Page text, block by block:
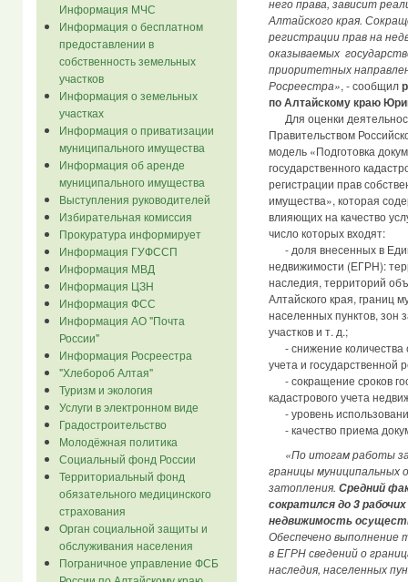
Информация МЧС
Информация о бесплатном
предоставлении в
собственность земельных
участков
Информация о земельных
участках
Информация о приватизации
муниципального имущества
Информация об аренде
муниципального имущества
Выступления руководителей
Избирательная комиссия
Прокуратура информирует
Информация ГУФССП
Информация МВД
Информация ЦЗН
Информация ФСС
Информация АО "Почта
России"
Информация Росреестра
"Хлебороб Алтая"
Туризм и экология
Услуги в электронном виде
Градостроительство
Молодёжная политика
Социальный фонд России
Территориальный фонд
обязательного медицинского
страхования
Орган социальной защиты и
обслуживания населения
Пограничное управление ФСБ
Алтайского края.
регистрации прав на
оказываемых
приоритетных
Росреестра», - сообщил
по Алтайскому краю
Для оценки
Правительством
модель «Подготовка
государственного
регистрации прав
имущества», которая
влияющих на качество
число которых входят:
- доля внесенных в
недвижимости (ЕГРН):
наследия, территорий
Алтайского края, границ
населенных пунктов, зон
участков и т. д.;
- снижение количества
учета и государственной
- сокращение сроков
кадастрового учета
- уровень
- качество приема
«По итогам работы
границы муниципальных
затопления. Средний
сократился до 3
недвижимость
Обеспечено выполнение
в ЕГРН сведений о
наследия, населенных